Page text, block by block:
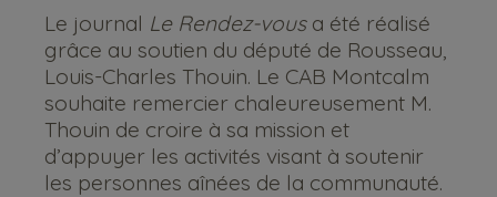
Le journal Le Rendez-vous a été réalisé
grâce au soutien du député de Rousseau,
Louis-Charles Thouin. Le CAB Montcalm
souhaite remercier chaleureusement M.
Thouin de croire à sa mission et
d’appuyer les activités visant à soutenir
les personnes aînées de la communauté.